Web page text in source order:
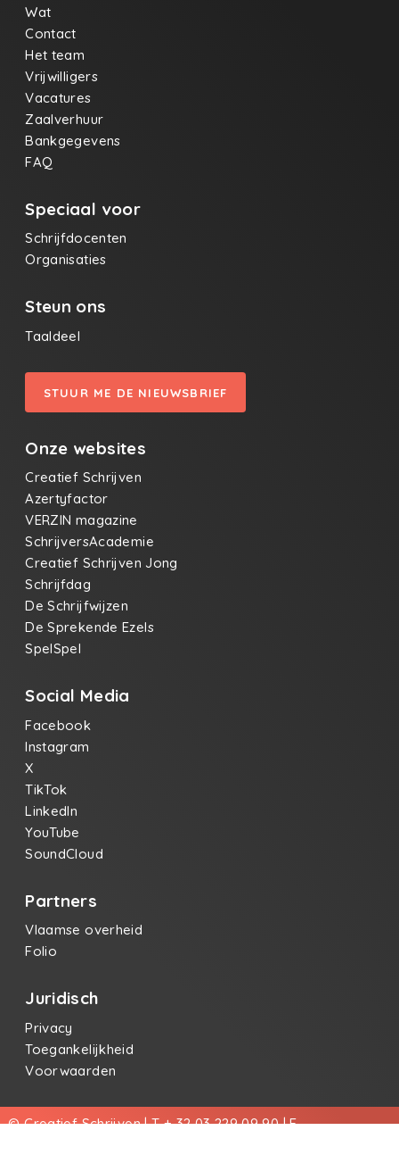
Wat
Contact
Het team
Vrijwilligers
Vacatures
Zaalverhuur
Bankgegevens
FAQ
Speciaal voor
Schrijfdocenten
Organisaties
Steun ons
Taaldeel
STUUR ME DE NIEUWSBRIEF
Onze websites
Creatief Schrijven
Azertyfactor
VERZIN magazine
SchrijversAcademie
Creatief Schrijven Jong
Schrijfdag
De Schrijfwijzen
De Sprekende Ezels
SpelSpel
Social Media
Facebook
Instagram
X
TikTok
LinkedIn
YouTube
SoundCloud
Partners
Vlaamse overheid
Folio
Juridisch
Privacy
Toegankelijkheid
Voorwaarden
© Creatief Schrijven | T + 32 03 229 09 90 | E